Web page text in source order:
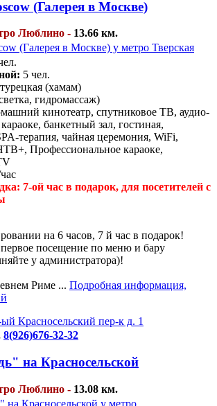
(Галерея в Москве)
Люблино - 13.66 км.
5 чел.
(хамам)
гидромассаж)
кинотеатр, спутниковое ТВ, аудио-
банкетный зал, гостиная,
терапия, чайная церемония, WiFi,
Профессиональное караоке,
7-ой час в подарок, для посетителей с
на 6 часов, 7 й час в подарок!
посещение по меню и бару
у администратора)!
Риме ... Подробная информация,
ый Красносельский пер-к д. 1
8(926)676-32-32
на Красносельской
Люблино - 13.08 км.